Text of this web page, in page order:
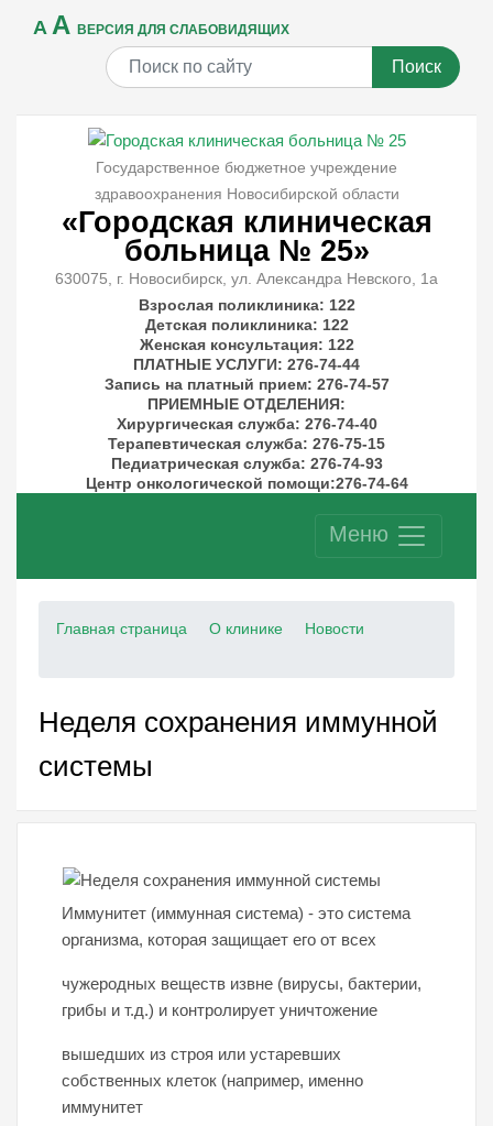
A A ВЕРСИЯ ДЛЯ СЛАБОВИДЯЩИХ
Поиск
Государственное бюджетное учреждение
здравоохранения Новосибирской области
«Городская клиническая
больница № 25»
630075, г. Новосибирск, ул. Александра Невского, 1а
Взрослая поликлиника: 122
Детская поликлиника: 122
Женская консультация: 122
ПЛАТНЫЕ УСЛУГИ: 276-74-44
Запись на платный прием: 276-74-57
ПРИЕМНЫЕ ОТДЕЛЕНИЯ:
Хирургическая служба: 276-74-40
Терапевтическая служба: 276-75-15
Педиатрическая служба: 276-74-93
Центр онкологической помощи:276-74-64
Меню
Главная страница О клинике Новости
Неделя сохранения иммунной
системы
Иммунитет (иммунная система) - это система
организма, которая защищает его от всех
чужеродных веществ извне (вирусы, бактерии,
грибы и т.д.) и контролирует уничтожение
вышедших из строя или устаревших
собственных клеток (например, именно
иммунитет